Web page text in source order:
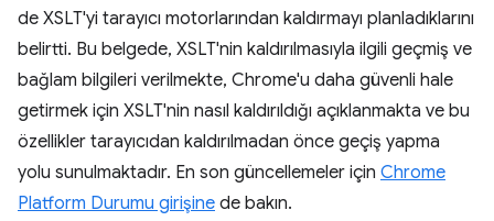
de XSLT'yi tarayıcı motorlarından kaldırmayı planladıklarını
belirtti. Bu belgede, XSLT'nin kaldırılmasıyla ilgili geçmiş ve
bağlam bilgileri verilmekte, Chrome'u daha güvenli hale
getirmek için XSLT'nin nasıl kaldırıldığı açıklanmakta ve bu
özellikler tarayıcıdan kaldırılmadan önce geçiş yapma
yolu sunulmaktadır. En son güncellemeler için Chrome
Platform Durumu girişine de bakın.